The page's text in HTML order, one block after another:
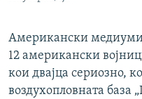
Американски медиуми
12 американски
кои двајца сериозно,
воздухопловната база